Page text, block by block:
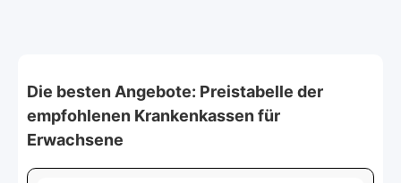
Die besten Angebote: Preistabelle der
empfohlenen Krankenkassen für
Erwachsene